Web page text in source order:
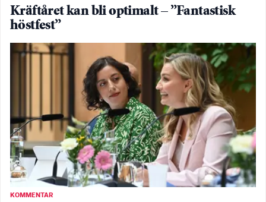
Kräftåret kan bli optimalt – ”Fantastisk
höstfest”
KOMMENTAR